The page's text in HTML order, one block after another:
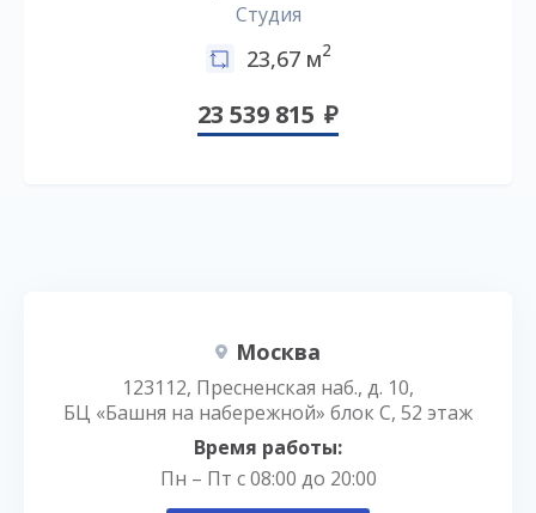
Студия
23,67 м2
23 539 815
Москва
123112, Пресненская наб., д. 10,
БЦ «Башня на набережной» блок С, 52 этаж
Время работы:
Пн – Пт с 08:00 до 20:00